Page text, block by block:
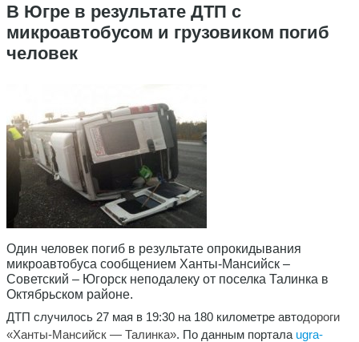
В Югре в результате ДТП с
микроавтобусом и грузовиком погиб
человек
Один человек погиб в результате опрокидывания
микроавтобуса сообщением Ханты-Мансийск –
Советский – Югорск неподалеку от поселка Талинка в
Октябрьском районе.
ДТП случилось 27 мая в 19:30 на 180 километре автодороги
«Ханты-Мансийск — Талинка». По данным портала ugra-